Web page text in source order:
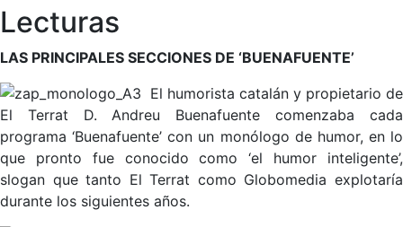
Lecturas
LAS PRINCIPALES SECCIONES DE ‘BUENAFUENTE’
El humorista catalán y propietario de
El Terrat D. Andreu Buenafuente comenzaba cada
programa ‘Buenafuente’ con un monólogo de humor, en lo
que pronto fue conocido como ‘el humor inteligente’,
slogan que tanto El Terrat como Globomedia explotaría
durante los siguientes años.